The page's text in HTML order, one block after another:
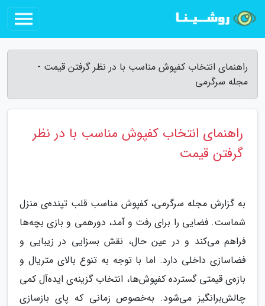
راهنمای انتخاب کفپوش مناسب با در نظر گرفتن قیمت -
مجله سرگرمی
راهنمای انتخاب کفپوش مناسب با در نظر
گرفتن قیمت
به گزارش مجله سرگرمی، کفپوش مناسب قلب تپنده‌ی منزل
شماست. فضایی را برای رفت و آمد، دورهمی و بازی بچه‌ها
فراهم می‌کند و در عین حال، نقش بسزایی در زیبایی و
فضاسازی داخلی دارد. اما با توجه به تنوع بالای متریال و
بازه‌ی قیمتی گسترده کفپوش‌ها، انتخاب گزینه‌ی ایده‌آل کمی
چالش‌برانگیز می‌شود. به‌خصوص زمانی که پای بازسازی